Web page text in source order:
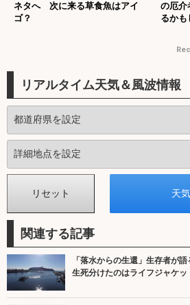
ネタへ 次に来る草食魚はアイ
ゴ？
の厄介
るかも
リアルタイム天気＆風波情報
関連する記事
「落水からの生還」生存者が
生死分けたのはライフジャケッ